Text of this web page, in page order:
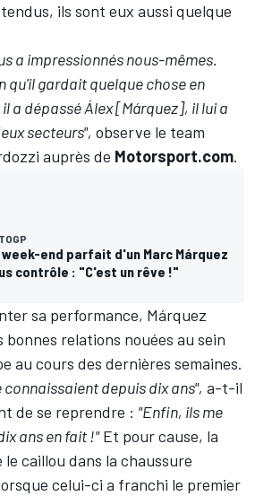
ils sont eux aussi quelque
a impressionnés nous-mêmes.
qu'il gardait quelque chose en
a dépassé Álex [Márquez], il lui a
secteurs", observe le team
auprès de Motorsport.com.
week-end parfait d'un Marc Márquez
contrôle : "C'est un rêve !"
sa performance, Márquez
relations nouées au sein
au cours des dernières semaines.
connaissaient depuis dix ans", a-t-il
de se reprendre : "Enfin, ils me
ans en fait !"Et pour cause, la
caillou dans la chaussure
celui-ci a franchi le premier